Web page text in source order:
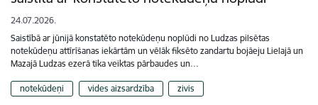
24.07.2026.
Saistībā ar jūnijā konstatēto notekūdeņu noplūdi no Ludzas pilsētas
notekūdeņu attīrīšanas iekārtām un vēlāk fiksēto zandartu bojāeju Lielajā un
Mazajā Ludzas ezerā tika veiktas pārbaudes un…
notekūdeņi vides aizsardzība zivis